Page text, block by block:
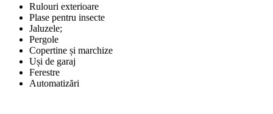
Rulouri exterioare
Plase pentru insecte
Jaluzele;
Pergole
Copertine și marchize
Uși de garaj
Ferestre
Automatizări